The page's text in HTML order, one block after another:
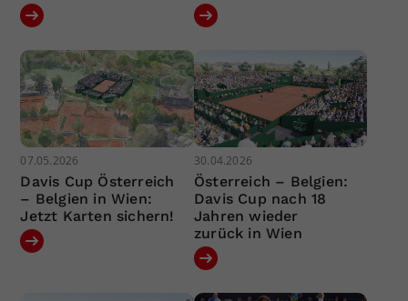
07.05.2026
Davis Cup Österreich
– Belgien in Wien:
Jetzt Karten sichern!
30.04.2026
Österreich – Belgien:
Davis Cup nach 18
Jahren wieder
zurück in Wien